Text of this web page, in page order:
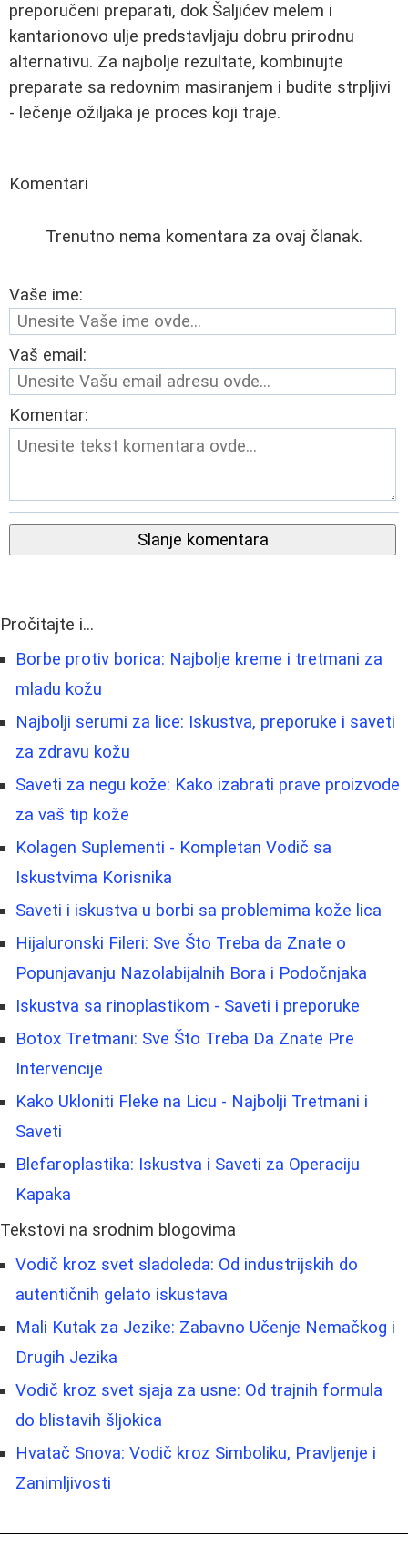
preporučeni preparati, dok Šaljićev melem i
kantarionovo ulje predstavljaju dobru prirodnu
alternativu. Za najbolje rezultate, kombinujte
preparate sa redovnim masiranjem i budite strpljivi
- lečenje ožiljaka je proces koji traje.
Komentari
Trenutno nema komentara za ovaj članak.
Vaše ime:
Vaš email:
Komentar:
Slanje komentara
Pročitajte i...
Borbe protiv borica: Najbolje kreme i tretmani za
mladu kožu
Najbolji serumi za lice: Iskustva, preporuke i saveti
za zdravu kožu
Saveti za negu kože: Kako izabrati prave proizvode
za vaš tip kože
Kolagen Suplementi - Kompletan Vodič sa
Iskustvima Korisnika
Saveti i iskustva u borbi sa problemima kože lica
Hijaluronski Fileri: Sve Što Treba da Znate o
Popunjavanju Nazolabijalnih Bora i Podočnjaka
Iskustva sa rinoplastikom - Saveti i preporuke
Botox Tretmani: Sve Što Treba Da Znate Pre
Intervencije
Kako Ukloniti Fleke na Licu - Najbolji Tretmani i
Saveti
Blefaroplastika: Iskustva i Saveti za Operaciju
Kapaka
Tekstovi na srodnim blogovima
Vodič kroz svet sladoleda: Od industrijskih do
autentičnih gelato iskustava
Mali Kutak za Jezike: Zabavno Učenje Nemačkog i
Drugih Jezika
Vodič kroz svet sjaja za usne: Od trajnih formula
do blistavih šljokica
Hvatač Snova: Vodič kroz Simboliku, Pravljenje i
Zanimljivosti